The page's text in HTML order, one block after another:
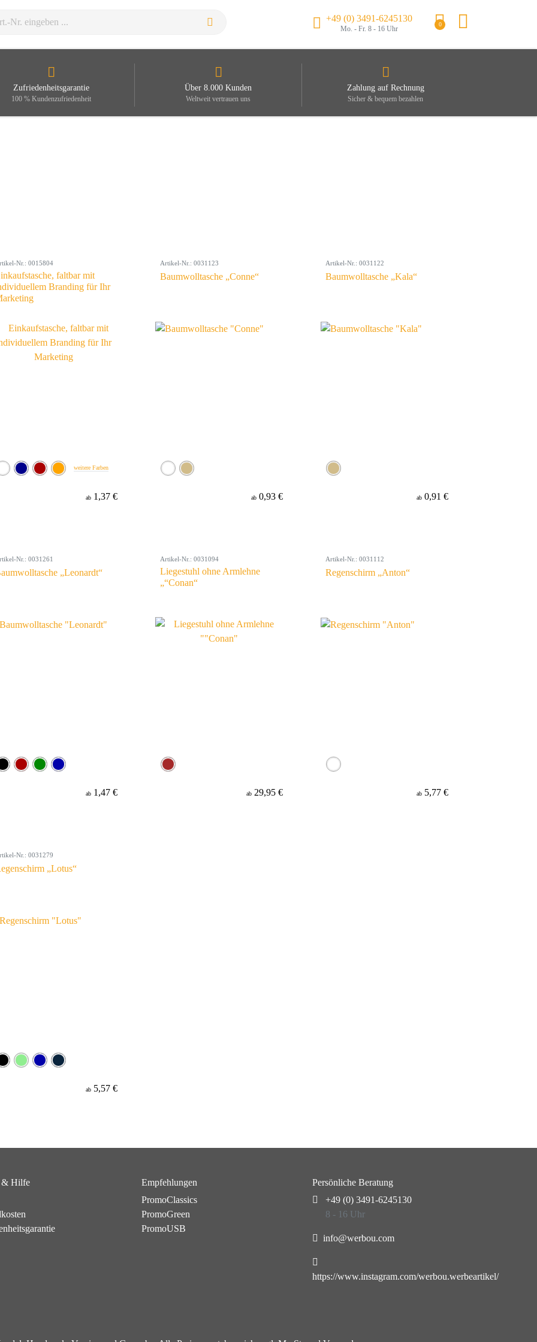
+49 (0) 3491-6245130
Mo. - Fr. 8 - 16 Uhr
0
Zufriedenheitsgarantie
100 % Kundenzufriedenheit
Über 8.000 Kunden
Weltweit vertrauen uns
Zahlung auf Rechnung
Sicher & bequem bezahlen
Nr.: 0015804
faltbar mit
Branding für Ihr
weitere Farben
ab 1,37 €
Artikel-Nr.: 0031123
Baumwolltasche „Conne“
ab 0,93 €
Artikel-Nr.: 0031122
Baumwolltasche „Kala“
ab 0,91 €
Nr.: 0031261
„Leonardt“
ab 1,47 €
Artikel-Nr.: 0031094
Liegestuhl ohne Armlehne
„“Conan“
ab 29,95 €
Artikel-Nr.: 0031112
Regenschirm „Anton“
ab 5,77 €
Nr.: 0031279
„Lotus“
ab 5,57 €
& Hilfe
Empfehlungen
PromoClassics
PromoGreen
PromoUSB
Persönliche Beratung
+49 (0) 3491-6245130
8 - 16 Uhr
info@werbou.com
https://www.instagram.com/werbou.werbeartikel/